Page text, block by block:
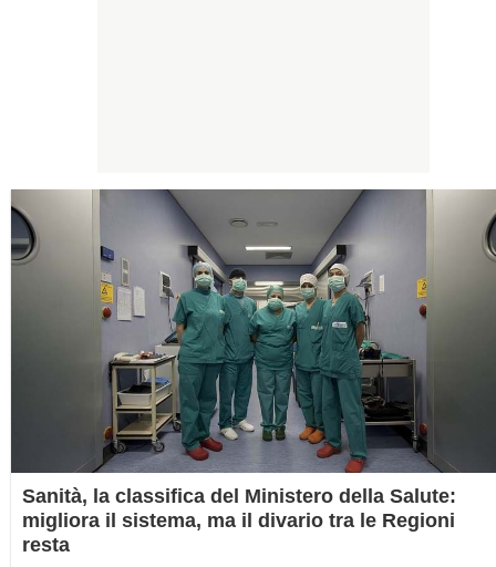
Sanità, la classifica del Ministero della Salute:
migliora il sistema, ma il divario tra le Regioni
resta